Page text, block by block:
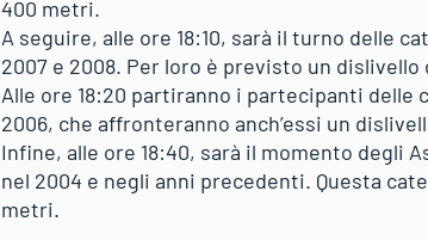
400 metri.
A seguire, alle ore 18:10, sarà il turno delle
2007 e 2008. Per loro è previsto un dislivello
Alle ore 18:20 partiranno i partecipanti delle
2006, che affronteranno anch’essi un
Infine, alle ore 18:40, sarà il momento degli
nel 2004 e negli anni precedenti. Questa
metri.